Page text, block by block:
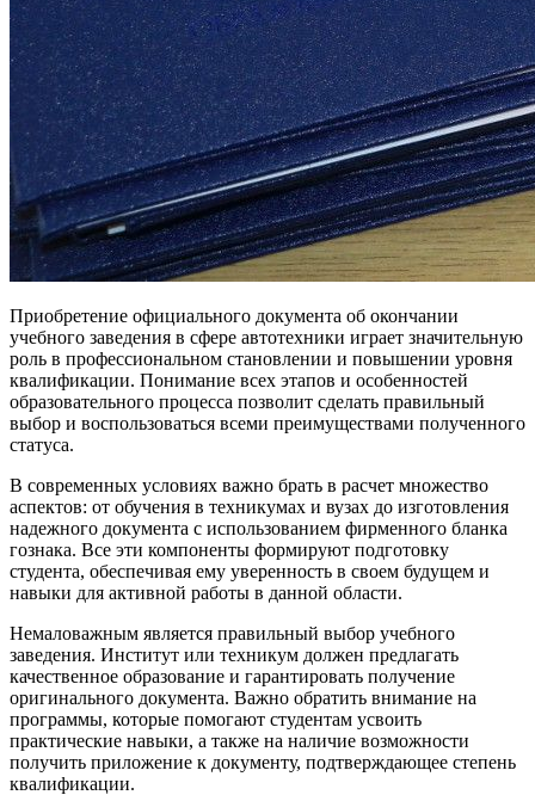
Приобретение официального документа об окончании
учебного заведения в сфере автотехники играет значительную
роль в профессиональном становлении и повышении уровня
квалификации. Понимание всех этапов и особенностей
образовательного процесса позволит сделать правильный
выбор и воспользоваться всеми преимуществами полученного
статуса.
В современных условиях важно брать в расчет множество
аспектов: от обучения в техникумах и вузах до изготовления
надежного документа с использованием фирменного бланка
гознака. Все эти компоненты формируют подготовку
студента, обеспечивая ему уверенность в своем будущем и
навыки для активной работы в данной области.
Немаловажным является правильный выбор учебного
заведения. Институт или техникум должен предлагать
качественное образование и гарантировать получение
оригинального документа. Важно обратить внимание на
программы, которые помогают студентам усвоить
практические навыки, а также на наличие возможности
получить приложение к документу, подтверждающее степень
квалификации.